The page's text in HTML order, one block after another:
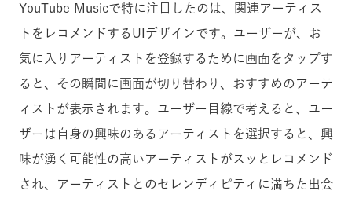
YouTube Musicで特に注目したのは、関連アーティス
トをレコメンドするUIデザインです。ユーザーが、お
気に入りアーティストを登録するために画面をタップす
ると、その瞬間に画面が切り替わり、おすすめのアーテ
ィストが表示されます。ユーザー目線で考えると、ユー
ザーは自身の興味のあるアーティストを選択すると、興
味が湧く可能性の高いアーティストがスッとレコメンド
され、アーティストとのセレンディピティに満ちた出会